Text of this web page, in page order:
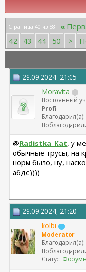
Страница 40 из 58 «
42
43 44 50 >
29.09.2024, 21:05
Moravita
Постоянный
Profi
@Radistka_Kat, у
обычные трусы, на
норм было, ну,
абдо))))
29.09.2024, 21:20
kolbi
Moderator
Статус: